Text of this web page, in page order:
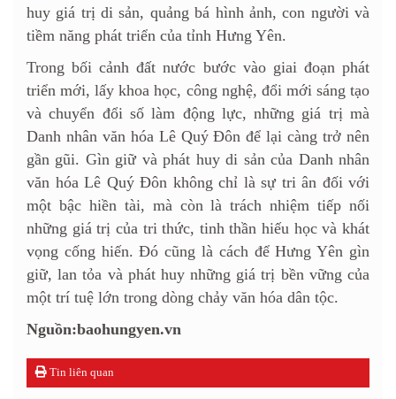
huy giá trị di sản, quảng bá hình ảnh, con người và
tiềm năng phát triển của tỉnh Hưng Yên.
Trong bối cảnh đất nước bước vào giai đoạn phát
triển mới, lấy khoa học, công nghệ, đổi mới sáng tạo
và chuyển đổi số làm động lực, những giá trị mà
Danh nhân văn hóa Lê Quý Đôn để lại càng trở nên
gần gũi. Gìn giữ và phát huy di sản của Danh nhân
văn hóa Lê Quý Đôn không chỉ là sự tri ân đối với
một bậc hiền tài, mà còn là trách nhiệm tiếp nối
những giá trị của tri thức, tinh thần hiếu học và khát
vọng cống hiến. Đó cũng là cách để Hưng Yên gìn
giữ, lan tỏa và phát huy những giá trị bền vững của
một trí tuệ lớn trong dòng chảy văn hóa dân tộc.
Nguồn:baohungyen.vn
Tin liên quan